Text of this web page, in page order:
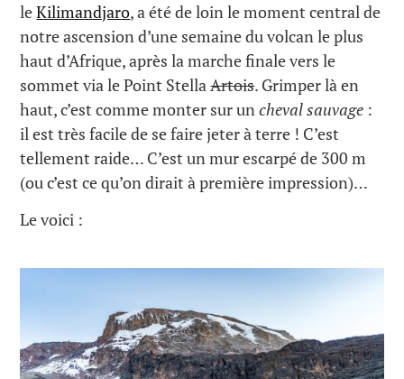
leKilimandjaro, a été de loin le moment central de
notre ascension d’une semaine du volcan le plus
haut d’Afrique, après la marche finale vers le
sommet via le Point StellaArtois. Grimper là en
haut, c’est comme monter sur uncheval sauvage :
il est très facile de se faire jeter à terre ! C’est
tellement raide… C’est un mur escarpé de 300 m
(ou c’est ce qu’on dirait à première impression)…
Le voici :